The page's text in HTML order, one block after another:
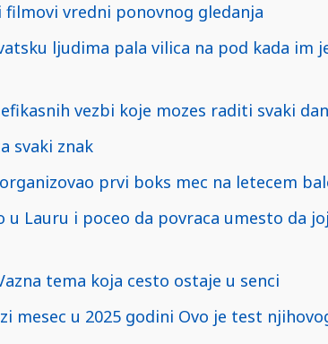
vredni ponovnog gledanja
ljudima pala vilica na pod kada im
vezbi koje mozes raditi svaki dan
svaki znak
prvi boks mec na letecem
u Lauru i poceo da povraca umesto da
tema koja cesto ostaje u senci
mesec u 2025 godini Ovo je test